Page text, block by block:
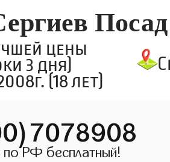
Посад
цены
3 дня)
(18 лет)
РФ бесплатный!